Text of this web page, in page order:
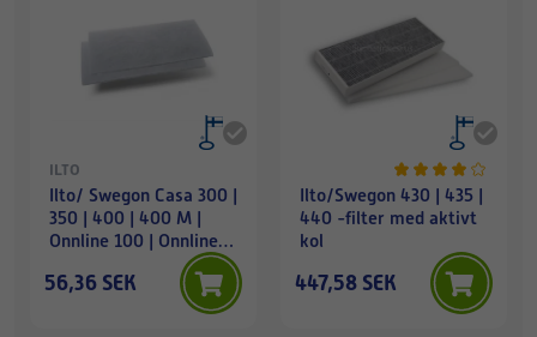
ILTO
Ilto/ Swegon Casa 300 |
350 | 400 | 400 M |
Onnline 100 | Onnline
120 -grovfilter (2 st)
56,36 SEK
Ilto/Swegon 430 | 435 |
440 -filter med aktivt
kol
447,58 SEK